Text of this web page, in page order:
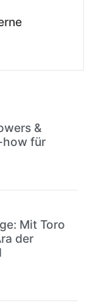
&
how für
Mit Toro
der